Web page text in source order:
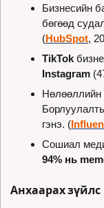
Бизнесийн
бөгөөд
(HubSpot,
TikTok
Instagram
гэнэ. (
Сошиал
94% нь
Анхаарах зүйлс